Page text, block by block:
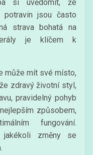
si uvědomit, že
potravin jsou často
strava bohatá na
je klíčem k
může mít své místo,
zdravý životní styl,
pravidelný pohyb
způsobem,
fungování.
jakékoli změny se